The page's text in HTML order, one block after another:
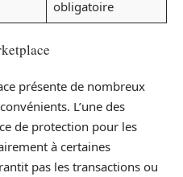
obligatoire
présente de nombreux
L’une des
de protection pour les
à certaines
pas les transactions ou